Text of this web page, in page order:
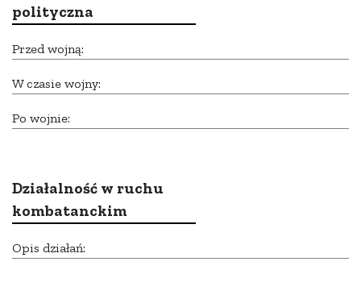
polityczna
Przed wojną:
W czasie wojny:
Po wojnie:
Działalność w ruchu
kombatanckim
Opis działań: